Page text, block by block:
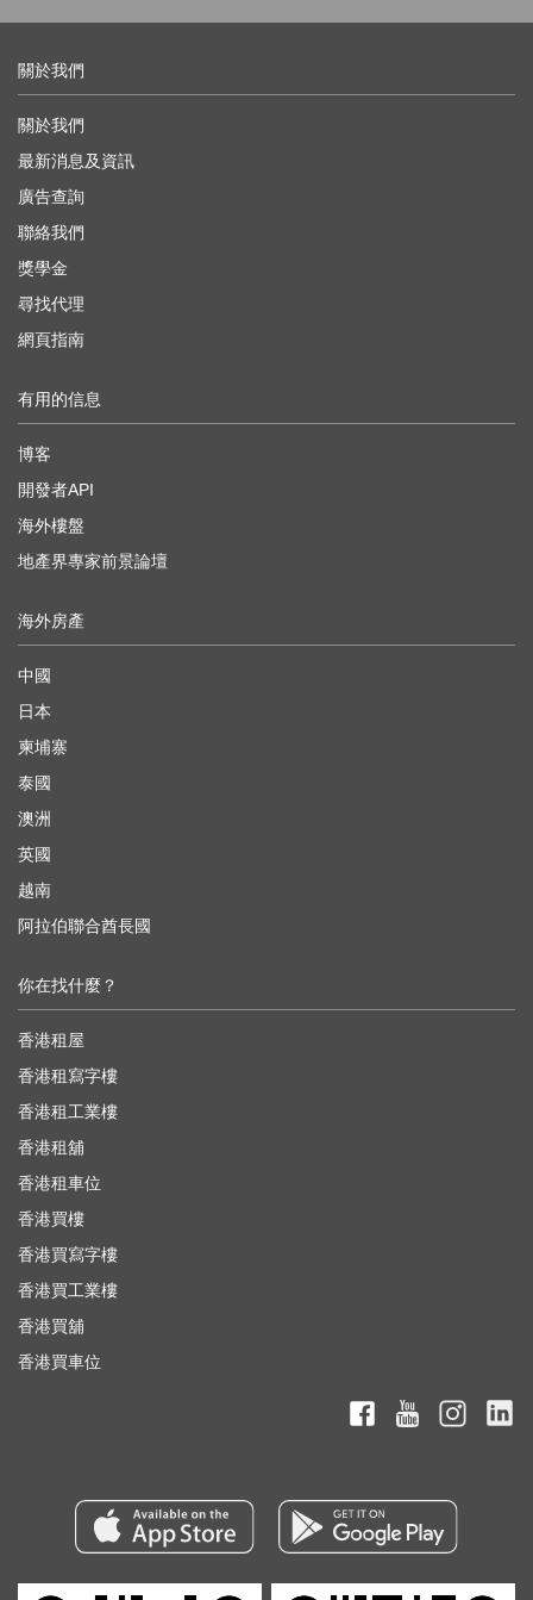
關於我們
關於我們
最新消息及資訊
廣告查詢
聯絡我們
獎學金
尋找代理
網頁指南
有用的信息
博客
開發者API
海外樓盤
地產界專家前景論壇
海外房產
中國
日本
柬埔寨
泰國
澳洲
英國
越南
阿拉伯聯合酋長國
你在找什麼？
香港租屋
香港租寫字樓
香港租工業樓
香港租舖
香港租車位
香港買樓
香港買寫字樓
香港買工業樓
香港買舖
香港買車位